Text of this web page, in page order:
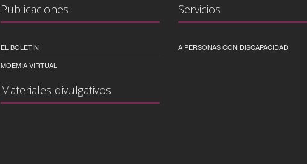
Publicaciones
EL BOLETÍN
MOEMIA VIRTUAL
Materiales divulgativos
Servicios
A PERSONAS CON DISCAPACIDAD